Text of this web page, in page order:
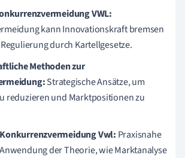
VWL:
kann Innovationskraft bremsen
durch Kartellgesetze.
Methoden zur
Strategische Ansätze, um
reduzieren und Marktpositionen zu
Vwl: Praxisnahe
der Theorie, wie Marktanalyse